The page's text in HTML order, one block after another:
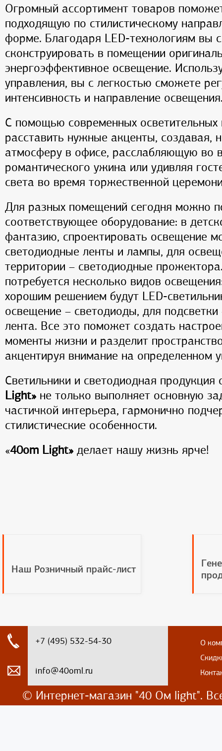
Огромный ассортимент товаров
подходящую по стилистическому
форме. Благодаря LED-технологиям вы
сконструировать в помещении
энергоэффективное освещение.
управления, вы с легкостью сможете
интенсивность и направление
С помощью современных осветительных
расставить нужные акценты, создавая,
атмосферу в офисе, расслабляющую во
романтического ужина или удивляя
света во время торжественной
Для разных помещений сегодня можно
соответствующее оборудование: в
фантазию, спроектировать освещение
светодиодные ленты и лампы, для
территории – светодиодные
потребуется несколько видов
хорошим решением будут LED-
освещение – светодиоды, для
лента. Все это поможет создать
моменты жизни и разделит
акцентируя внимание на определенном
Светильники и светодиодная продукция
Light» не только выполняет основную
частичкой интерьера, гармонично
стилистические особенности.
«40om Light» делает нашу жизнь ярче!
Наш Розничный прайс-лист
+7 (495) 532-54-30
info@40oml.ru
О
© Интернет-магазин "40 Ом light".